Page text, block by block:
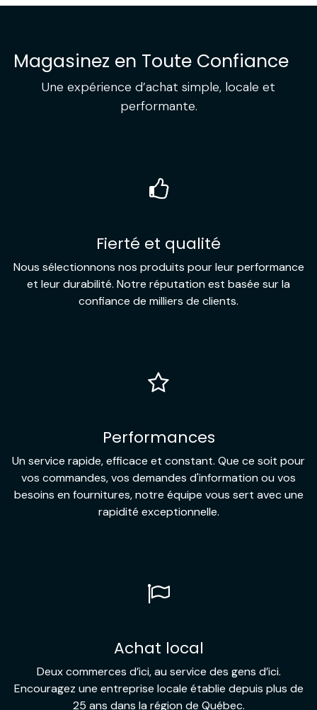
Magasinez en Toute Confiance
Une expérience d’achat simple, locale et
performante.
Fierté et qualité
Nous sélectionnons nos produits pour leur performance
et leur durabilité. Notre réputation est basée sur la
confiance de milliers de clients.
Performances
Un service rapide, efficace et constant. Que ce soit pour
vos commandes, vos demandes d'information ou vos
besoins en fournitures, notre équipe vous sert avec une
rapidité exceptionnelle.
Achat local
Deux commerces d’ici, au service des gens d’ici.
Encouragez une entreprise locale établie depuis plus de
25 ans dans la région de Québec.